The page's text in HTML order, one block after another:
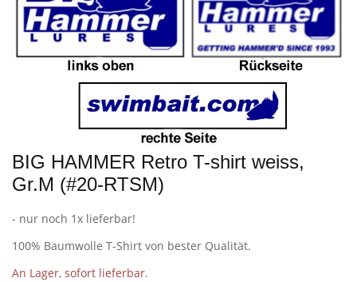
BIG HAMMER Retro T-shirt weiss,
Gr.M (#20-RTSM)
- nur noch 1x lieferbar!
100% Baumwolle T-Shirt von bester Qualität.
An Lager, sofort lieferbar.